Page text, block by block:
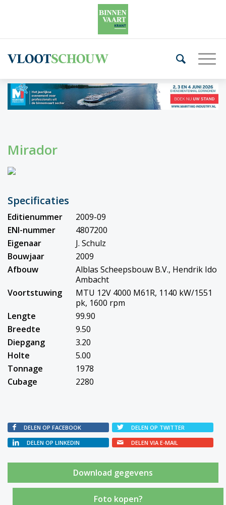
Mirador
Specificaties
Editienummer
2009-09
ENI-nummer
4807200
Eigenaar
J. Schulz
Bouwjaar
2009
Afbouw
Alblas Scheepsbouw B.V., Hendrik Ido
Ambacht
Voortstuwing
MTU 12V 4000 M61R, 1140 kW/1551
pk, 1600 rpm
Lengte
99.90
Breedte
9.50
Diepgang
3.20
Holte
5.00
Tonnage
1978
Cubage
2280
DELEN OP FACEBOOK
DELEN OP TWITTER
DELEN OP LINKEDIN
DELEN VIA E-MAIL
Foto kopen?